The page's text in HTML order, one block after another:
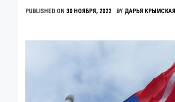
PUBLISHED ON 30 НОЯБРЯ, 2022 BY ДАРЬЯ КРЫМСКАЯ